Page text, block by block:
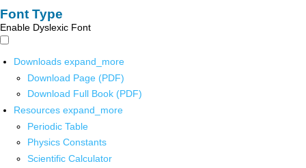
Font Type
Enable Dyslexic Font
Downloads expand_more
Download Page (PDF)
Download Full Book (PDF)
Resources expand_more
Periodic Table
Physics Constants
Scientific Calculator